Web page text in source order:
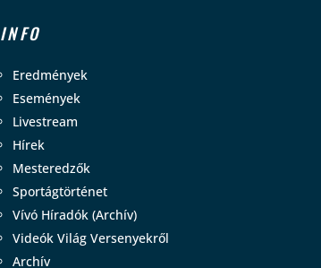
INFO
Eredmények
Események
Livestream
Hírek
Mesteredzők
Sportágtörténet
Vívó Híradók (Archív)
Videók Világ Versenyekről
Archív